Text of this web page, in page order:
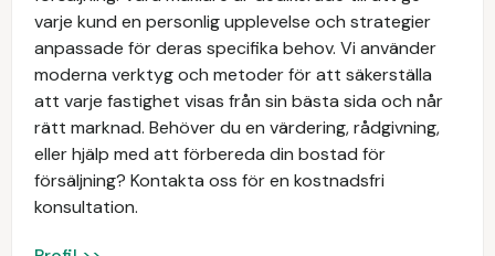
varje kund en personlig upplevelse och strategier
anpassade för deras specifika behov. Vi använder
moderna verktyg och metoder för att säkerställa
att varje fastighet visas från sin bästa sida och når
rätt marknad. Behöver du en värdering, rådgivning,
eller hjälp med att förbereda din bostad för
försäljning? Kontakta oss för en kostnadsfri
konsultation.